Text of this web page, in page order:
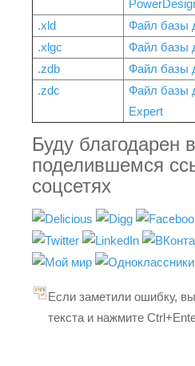
.xld
Файл базы
.xlgc
Файл базы
.zdb
Файл базы
.zdc
Файл базы
Expert
Буду благодарен
поделившемся
соцсетях
Если заметили ошибку,
текста и нажмите